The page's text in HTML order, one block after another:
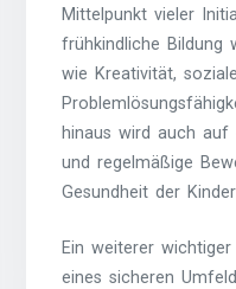
Mittelpunkt vieler
frühkindliche Bildung
wie Kreativität,
hinaus wird auch auf
und regelmäßige
Gesundheit der
Ein weiterer
eines sicheren